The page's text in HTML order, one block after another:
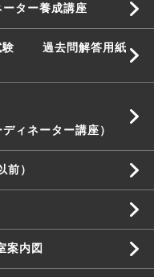
ーター養成講座
試験 過去問解答用紙
ター講座）
）
案内図